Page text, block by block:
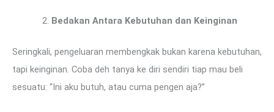
Bedakan Antara Kebutuhan dan Keinginan
Seringkali, pengeluaran membengkak bukan karena kebutuhan,
tapi keinginan. Coba deh tanya ke diri sendiri tiap mau beli
sesuatu: “Ini aku butuh, atau cuma pengen aja?”